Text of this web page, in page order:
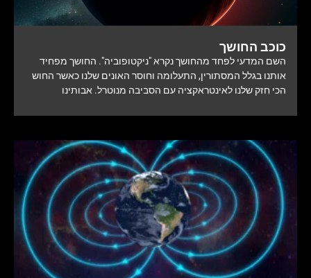
כוכב החושך
השם המדעי לפחד מהחושך נקרא "ניקטופוביה". החושך מפחיד
אותנו בגלל המסתורין, התעלומה וחוסר האונים שלנו כאשר החוש
הכי חזק שלנו לאינטראקציה עם הסביבה מנוטרל. אבותינו